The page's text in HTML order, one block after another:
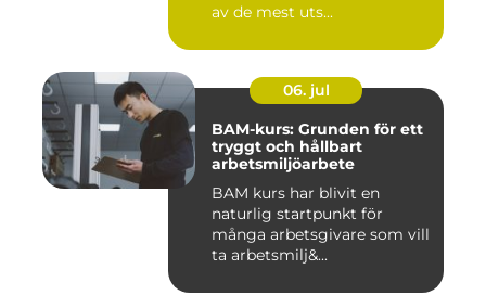
av de mest uts...
06. jul
BAM-kurs: Grunden för ett
tryggt och hållbart
arbetsmiljöarbete
BAM kurs har blivit en
naturlig startpunkt för
många arbetsgivare som vill
ta arbetsmilj&...